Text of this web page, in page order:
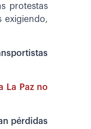
protestas
exigiendo,
La Paz no
pérdidas